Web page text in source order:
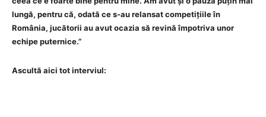
lungă, pentru că, odată ce s-au relansat competițiile în
România, jucătorii au avut ocazia să revină împotriva unor
echipe puternice.”
Ascultă aici tot interviul: